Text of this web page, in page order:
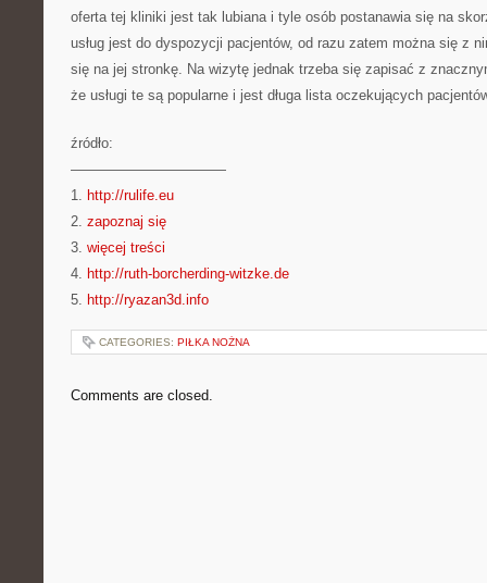
oferta tej kliniki jest tak lubiana i tyle osób postanawia się na
usług jest do dyspozycji pacjentów, od razu zatem można się z
się na jej stronkę. Na wizytę jednak trzeba się zapisać z
że usługi te są popularne i jest długa lista oczekujących
źródło:
———————————
1. http://rulife.eu
2. zapoznaj się
3. więcej treści
4. http://ruth-borcherding-witzke.de
5. http://ryazan3d.info
CATEGORIES: PIŁKA NOŻNA
Comments are closed.